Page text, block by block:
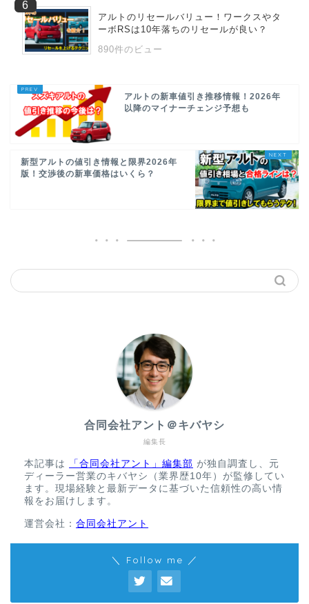
アルトのリセールバリュー！ワークスやタ
ーボRSは10年落ちのリセールが良い？
890件のビュー
アルトの新車値引き推移情報！2026年
以降のマイナーチェンジ予想も
新型アルトの値引き情報と限界2026年
版！交渉後の新車価格はいくら？
編集長
合同会社アント＠キバヤシ
本記事は 「合同会社アント」編集部 が独自調査し、元
ディーラー営業のキバヤシ（業界歴10年）が監修してい
ます。現場経験と最新データに基づいた信頼性の高い情
報をお届けします。
運営会社： 合同会社アント
＼ Follow me ／